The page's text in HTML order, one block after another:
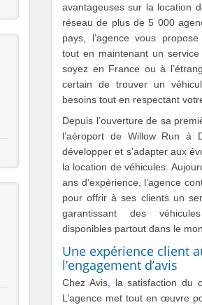
avantageuses sur la location
réseau de plus de 5 000
pays, l’agence vous
tout en maintenant un
soyez en France ou à
certain de trouver un
besoins tout en respectant
Depuis l’ouverture de sa
l’aéroport de Willow Run à
développer et s’adapter aux
la location de véhicules.
ans d’expérience, l’agence
pour offrir à ses clients un
garantissant des
disponibles partout dans le
Une expérience client
l’engagement d’avis
Chez Avis, la satisfaction du
L’agence met tout en œuvre